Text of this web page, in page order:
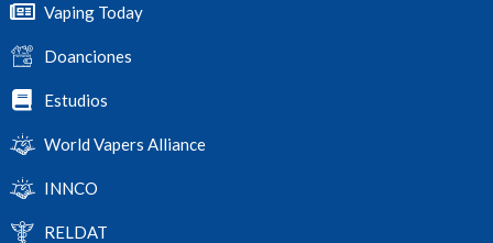
Vaping Today
Doanciones
Estudios
World Vapers Alliance
INNCO
RELDAT